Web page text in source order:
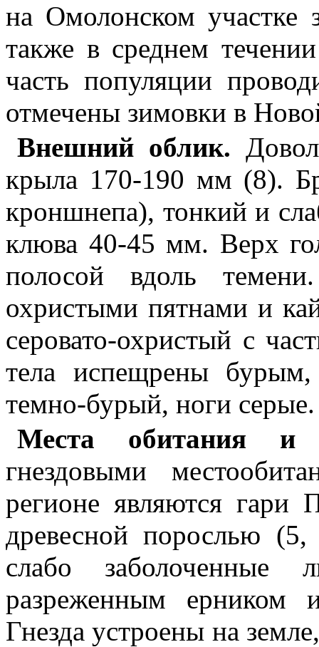
на Омолонском участке
также в среднем
часть популяции
отмечены зимовки в
Внешний облик.
крыла 170-190 мм (8).
кроншнепа), тонкий и
клюва 40-45 мм. Верх
полосой вдоль
охристыми пятнами и
серовато-охристый с
тела испещрены
темно-бурый, ноги серые.
Места обитания
гнездовыми
регионе являются
древесной порослью
слабо заболоченные
разреженным ерником
Гнезда устроены на